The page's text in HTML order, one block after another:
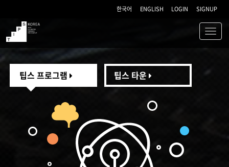
한국어 ENGLISH LOGIN SIGNUP
TIPS
팁스 프로그램 팁스 타운